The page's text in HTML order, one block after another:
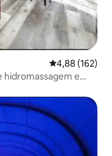
4,88 de uma
4,88 (162)
hidromassagem e